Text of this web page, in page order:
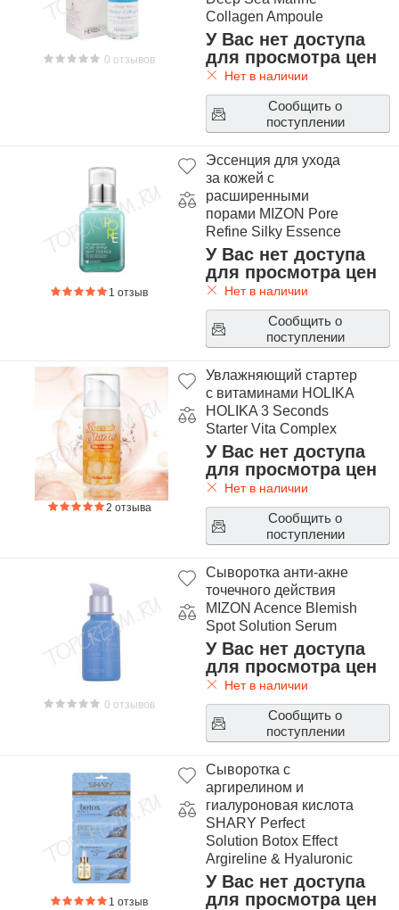
0 отзывов
Collagen Ampoule
У Вас нет доступа
для просмотра цен
Нет в наличии
Сообщить о
поступлении
1 отзыв
Эссенция для ухода
за кожей с
расширенными
порами MIZON Pore
Refine Silky Essence
У Вас нет доступа
для просмотра цен
Нет в наличии
Сообщить о
поступлении
2 отзыва
Увлажняющий стартер
с витаминами HOLIKA
HOLIKA 3 Seconds
Starter Vita Complex
У Вас нет доступа
для просмотра цен
Нет в наличии
Сообщить о
поступлении
0 отзывов
Сыворотка анти-акне
точечного действия
MIZON Acence Blemish
Spot Solution Serum
У Вас нет доступа
для просмотра цен
Нет в наличии
Сообщить о
поступлении
1 отзыв
Сыворотка с
аргирелином и
гиалуроновая кислота
SHARY Perfect
Solution Botox Effect
Argireline & Hyaluronic
Acid
У Вас нет доступа
для просмотра цен